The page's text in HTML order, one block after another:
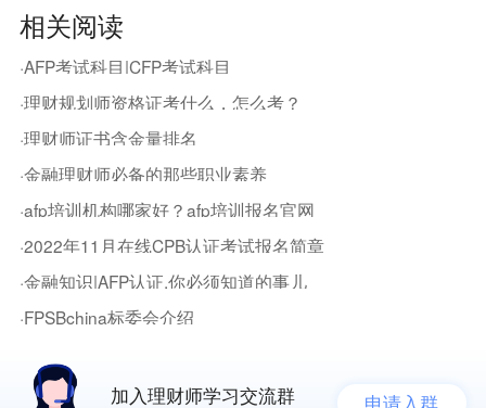
相关阅读
·AFP考试科目|CFP考试科目
·理财规划师资格证考什么，怎么考？
·理财师证书含金量排名
·金融理财师必备的那些职业素养
·afp培训机构哪家好？afp培训报名官网
·2022年11月在线CPB认证考试报名简章
·金融知识|AFP认证,你必须知道的事儿
·FPSBchina标委会介绍
加入理财师学习交流群 申请入群